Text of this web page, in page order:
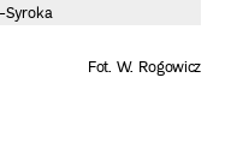
Syroka
Fot. W. Rogowicz